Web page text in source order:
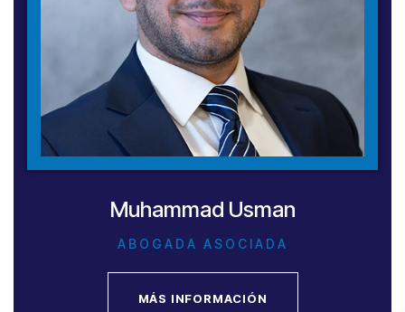
Muhammad Usman
ABOGADA ASOCIADA
MÁS INFORMACIÓN